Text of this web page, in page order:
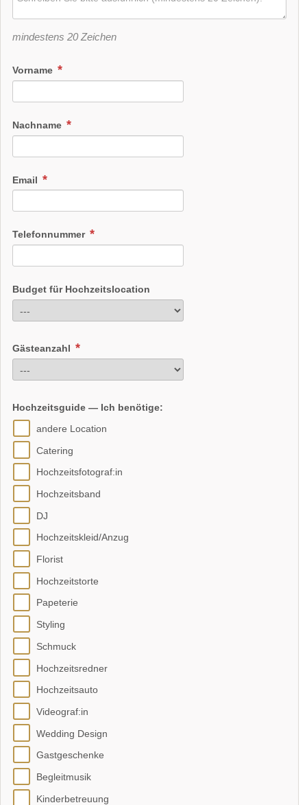
mindestens 20 Zeichen
Vorname
Nachname
Email
Telefonnummer
Budget für Hochzeitslocation
Gästeanzahl
Hochzeitsguide — Ich benötige:
andere Location
Catering
Hochzeitsfotograf:in
Hochzeitsband
DJ
Hochzeitskleid/Anzug
Florist
Hochzeitstorte
Papeterie
Styling
Schmuck
Hochzeitsredner
Hochzeitsauto
Videograf:in
Wedding Design
Gastgeschenke
Begleitmusik
Kinderbetreuung